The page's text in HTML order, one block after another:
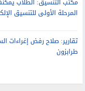
مكتب التنسيق: الطلاب
المرحلة الأولى للتنسيق
تقارير: صلاح رفض إغراءات
طرابزون